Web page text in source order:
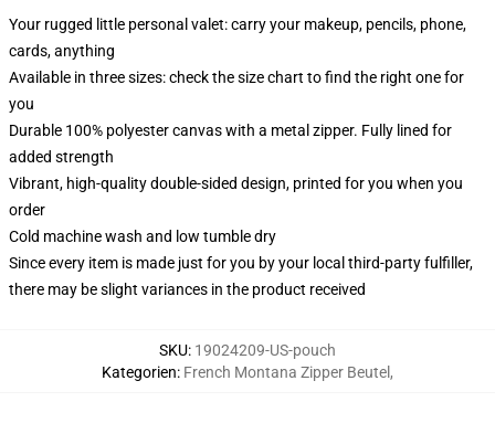
Your rugged little personal valet: carry your makeup, pencils, phone,
cards, anything
Available in three sizes: check the size chart to find the right one for
you
Durable 100% polyester canvas with a metal zipper. Fully lined for
added strength
Vibrant, high-quality double-sided design, printed for you when you
order
Cold machine wash and low tumble dry
Since every item is made just for you by your local third-party fulfiller,
there may be slight variances in the product received
SKU: 19024209-US-pouch
Kategorien: French Montana Zipper Beutel ,